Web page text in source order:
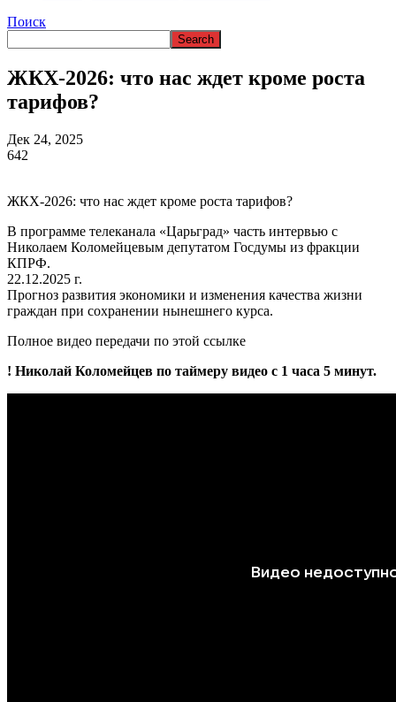
Поиск
ЖКХ-2026: что нас ждет кроме роста
тарифов?
Дек 24, 2025
642
ЖКХ-2026: что нас ждет кроме роста тарифов?
В программе телеканала «Царьград» часть интервью с
Николаем Коломейцевым депутатом Госдумы из фракции
КПРФ.
22.12.2025 г.
Прогноз развития экономики и изменения качества жизни
граждан при сохранении нынешнего курса.
Полное видео передачи по этой ссылке
! Николай Коломейцев по таймеру видео с 1 часа 5 минут.